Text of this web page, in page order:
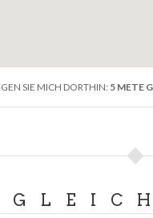
SIE MICH DORTHIN: 5 METE